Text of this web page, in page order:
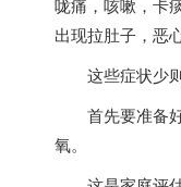
出现拉肚子，恶
这些症状少
首先要准备
氧。